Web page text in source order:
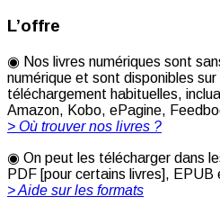
L’offre
◉ Nos livres numériques sont
numérique et sont disponibles
téléchargement habituelles,
Amazon, Kobo, ePagine,
> Où trouver nos livres ?
◉ On peut les télécharger dans
PDF [pour certains livres], EPUB
> Aide sur les formats